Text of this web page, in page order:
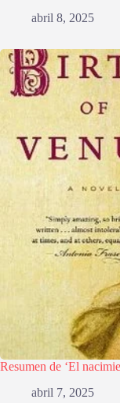
abril 8, 2025
Resumen de ‘El
abril 7, 2025